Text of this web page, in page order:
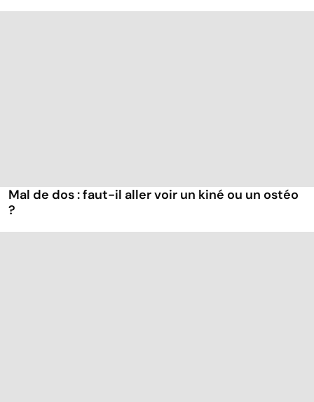
Mal de dos : faut-il aller voir un kiné ou un ostéo
?